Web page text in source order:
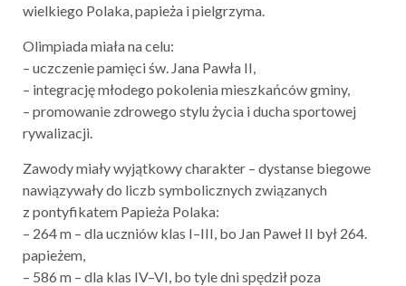
wielkiego Polaka, papieża i pielgrzyma.
Olimpiada miała na celu:
– uczczenie pamięci św. Jana Pawła II,
– integrację młodego pokolenia mieszkańców gminy,
– promowanie zdrowego stylu życia i ducha sportowej
rywalizacji.
Zawody miały wyjątkowy charakter – dystanse biegowe
nawiązywały do liczb symbolicznych związanych
z pontyfikatem Papieża Polaka:
– 264 m – dla uczniów klas I–III, bo Jan Paweł II był 264.
papieżem,
– 586 m – dla klas IV–VI, bo tyle dni spędził poza